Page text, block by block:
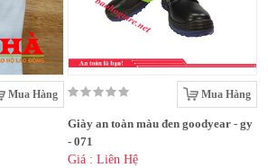
Mua Hàng Mua Hàng
Giày an toàn màu đen goodyear - gy
- 071
Giá : Liên Hệ